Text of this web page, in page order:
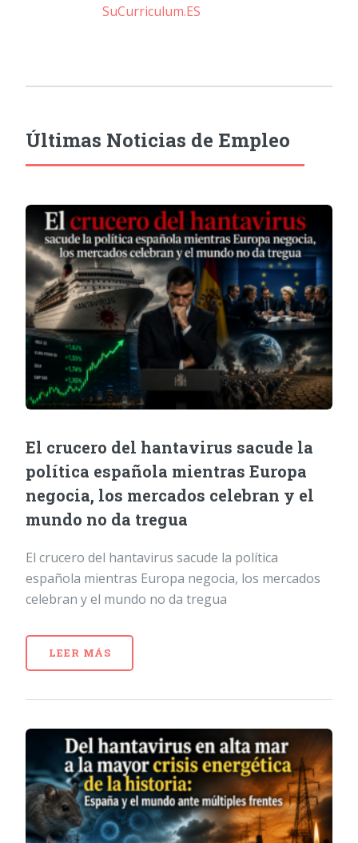
SuCurriculum.ES
Últimas Noticias de Empleo
El crucero del hantavirus sacude la
política española mientras Europa
negocia, los mercados celebran y el
mundo no da tregua
El crucero del hantavirus sacude la política
española mientras Europa negocia, los mercados
celebran y el mundo no da tregua
LEER MÁS